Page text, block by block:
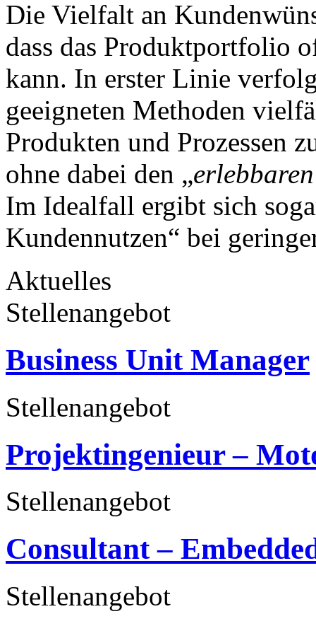
Die Vielfalt an
dass das Produktportfolio
kann. In erster Linie
geeigneten Methoden
Produkten und Prozessen
ohne dabei den „
Im Idealfall ergibt sich
Kundennutzen“ bei
Aktuelles
Stellenangebot
Business Unit Manager
Stellenangebot
Projektingenieur –
Stellenangebot
Consultant –
Stellenangebot